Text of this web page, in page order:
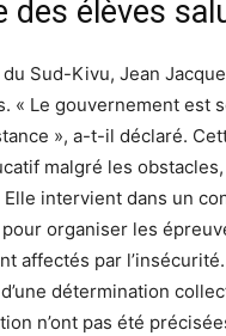
des élèves
Sud-Kivu, Jean
« Le gouvernement est
», a-t-il déclaré.
malgré les
Elle intervient dans un
pour organiser les
affectés par
détermination
n’ont pas été